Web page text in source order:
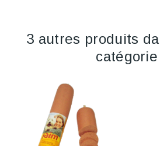
3 autres produits
catégorie